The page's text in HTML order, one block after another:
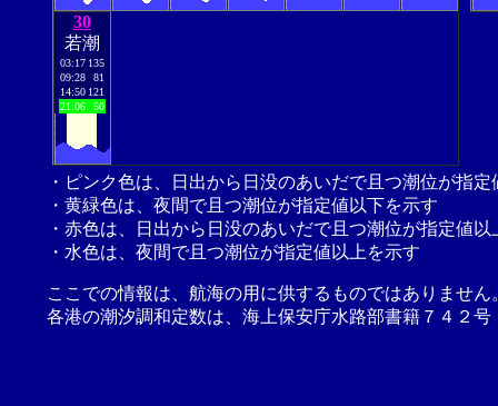
30
若潮
03:17 135
09:28
81
14:50 121
21:06
50
・ピンク色は、日出から日没のあいだで且つ潮位が指
・黄緑色は、夜間で且つ潮位が指定値以下を示す
・赤色は、日出から日没のあいだで且つ潮位が指定値以
・水色は、夜間で且つ潮位が指定値以上を示す
ここでの情報は、航海の用に供するものではありませ
各港の潮汐調和定数は、海上保安庁水路部書籍７４２